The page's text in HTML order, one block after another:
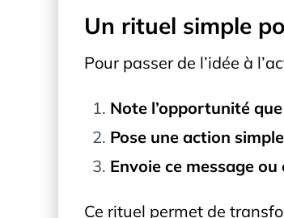
Un rituel simple
Pour passer de l’idée à
Note l’opportunité
Pose une action
Envoie ce message
Ce rituel permet de